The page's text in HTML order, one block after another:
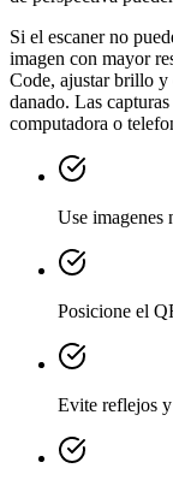
Si el escaner no
imagen con mayor
Code, ajustar brillo y
danado. Las
computadora o
Use imagenes
Posicione el
Evite reflejos